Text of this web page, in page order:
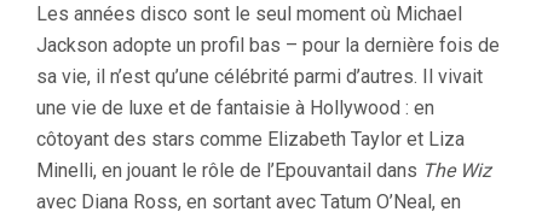
Les années disco sont le seul moment où Michael
Jackson adopte un profil bas – pour la dernière fois de
sa vie, il n’est qu’une célébrité parmi d’autres. Il vivait
une vie de luxe et de fantaisie à Hollywood : en
côtoyant des stars comme Elizabeth Taylor et Liza
Minelli, en jouant le rôle de l’Epouvantail dans The Wiz
avec Diana Ross, en sortant avec Tatum O’Neal, en